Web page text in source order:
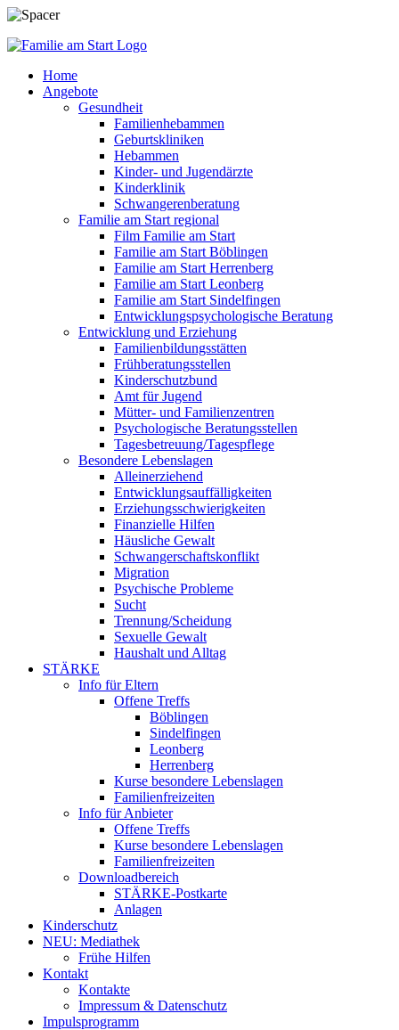
Home
Angebote
Gesundheit
Familienhebammen
Geburtskliniken
Hebammen
Kinder- und Jugendärzte
Kinderklinik
Schwangerenberatung
Familie am Start regional
Film Familie am Start
Familie am Start Böblingen
Familie am Start Herrenberg
Familie am Start Leonberg
Familie am Start Sindelfingen
Entwicklungspsychologische Beratung
Entwicklung und Erziehung
Familienbildungsstätten
Frühberatungsstellen
Kinderschutzbund
Amt für Jugend
Mütter- und Familienzentren
Psychologische Beratungsstellen
Tagesbetreuung/Tagespflege
Besondere Lebenslagen
Alleinerziehend
Entwicklungsauffälligkeiten
Erziehungsschwierigkeiten
Finanzielle Hilfen
Häusliche Gewalt
Schwangerschaftskonflikt
Migration
Psychische Probleme
Sucht
Trennung/Scheidung
Sexuelle Gewalt
Haushalt und Alltag
STÄRKE
Info für Eltern
Offene Treffs
Böblingen
Sindelfingen
Leonberg
Herrenberg
Kurse besondere Lebenslagen
Familienfreizeiten
Info für Anbieter
Offene Treffs
Kurse besondere Lebenslagen
Familienfreizeiten
Downloadbereich
STÄRKE-Postkarte
Anlagen
Kinderschutz
NEU: Mediathek
Frühe Hilfen
Kontakt
Kontakte
Impressum & Datenschutz
Impulsprogramm